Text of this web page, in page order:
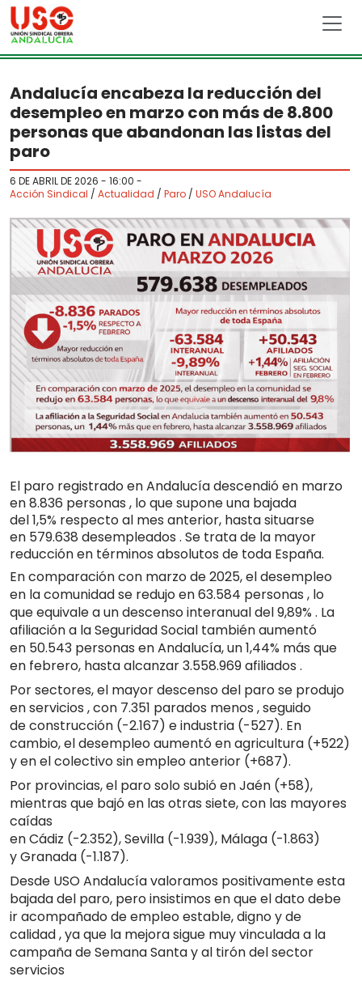
Skip to main content
Andalucía encabeza la reducción del
desempleo en marzo con más de 8.800
personas que abandonan las listas del
paro
6 DE ABRIL DE 2026 - 16:00 -
Acción Sindical / Actualidad / Paro / USO Andalucía
El paro registrado en Andalucía descendió en marzo
en8.836 personas , lo que supone una bajada
del1,5% respecto al mes anterior, hasta situarse
en 579.638 desempleados . Se trata de la mayor
reducción en términos absolutos de toda España.
En comparación con marzo de 2025, el desempleo
en la comunidad se redujo en63.584 personas , lo
que equivale a un descenso interanual del9,89% . La
afiliación a la Seguridad Social también aumentó
en 50.543 personas en Andalucía, un1,44% más que
en febrero, hasta alcanzar3.558.969 afiliados .
Por sectores, el mayor descenso del paro se produjo
enservicios , con 7.351 parados menos , seguido
deconstrucción (-2.167) eindustria (-527). En
cambio, el desempleo aumentó enagricultura (+522)
y en el colectivosin empleo anterior (+687).
Por provincias, el paro solo subió enJaén (+58),
mientras que bajó en las otras siete, con las mayores
caídas
enCádiz (-2.352),Sevilla (-1.939), Málaga (-1.863)
yGranada (-1.187).
Desde USO Andalucía valoramos positivamente esta
bajada del paro, pero insistimos en que el dato debe
ir acompañado de empleoestable, digno y de
calidad, ya que la mejora sigue muy vinculada a la
campaña de Semana Santa y al tirón del sector
servicios